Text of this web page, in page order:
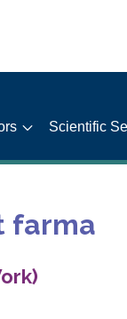
Scientific
farma